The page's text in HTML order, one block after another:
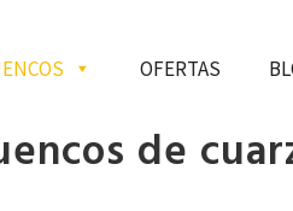
OFERTAS
de